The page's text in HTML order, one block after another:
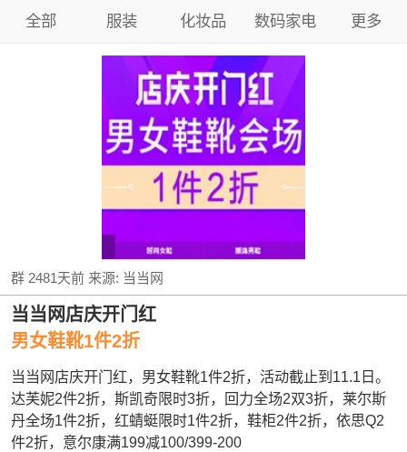
全部 服装 化妆品 数码家电 更多
群 2481天前来源: 当当网
当当网店庆开门红
男女鞋靴1件2折
当当网店庆开门红，男女鞋靴1件2折，活动截止到11.1日。
达芙妮2件2折，斯凯奇限时3折，回力全场2双3折，莱尔斯
丹全场1件2折，红蜻蜓限时1件2折，鞋柜2件2折，依思Q2
件2折，意尔康满199减100/399-200